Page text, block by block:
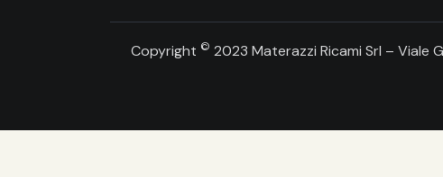
Copyright © 2023 Materazzi Ricami Srl – Viale